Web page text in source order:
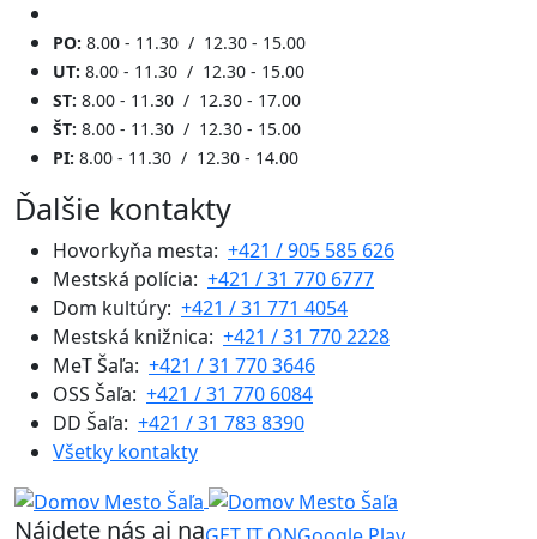
PO: 8.00 - 11.30 / 12.30 - 15.00
UT: 8.00 - 11.30 / 12.30 - 15.00
ST: 8.00 - 11.30 / 12.30 - 17.00
ŠT: 8.00 - 11.30 / 12.30 - 15.00
PI: 8.00 - 11.30 / 12.30 - 14.00
Ďalšie kontakty
Hovorkyňa mesta: +421 / 905 585 626
Mestská polícia: +421 / 31 770 6777
Dom kultúry: +421 / 31 771 4054
Mestská knižnica: +421 / 31 770 2228
MeT Šaľa: +421 / 31 770 3646
OSS Šaľa: +421 / 31 770 6084
DD Šaľa: +421 / 31 783 8390
Všetky kontakty
Nájdete nás aj na